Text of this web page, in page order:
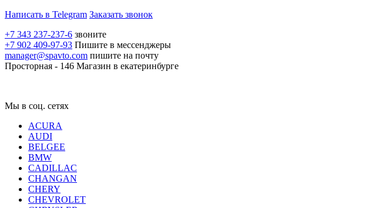
Написать в Telegram Заказать звонок
+7 343 237-237-6 звоните
+7 902 409-97-93 Пишите в мессенджеры
manager@spavto.com пишите на почту
Просторная - 146 Магазин в екатеринбурге
Мы в соц. сетях
ACURA
AUDI
BELGEE
BMW
CADILLAC
CHANGAN
CHERY
CHEVROLET